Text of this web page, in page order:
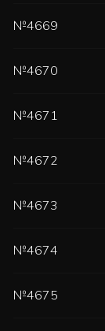
№4669
№4670
№4671
№4672
№4673
№4674
№4675